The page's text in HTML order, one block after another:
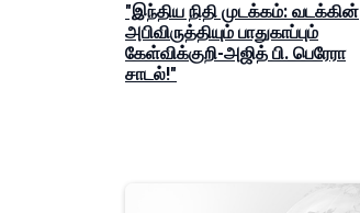
"இந்திய நிதி முடக்கம்: வடக்கின்
அபிவிருத்தியும் பாதுகாப்பும்
கேள்விக்குறி-அஜித் பி. பெரேரா
சாடல்!"